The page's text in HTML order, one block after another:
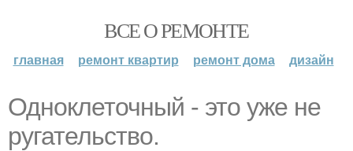
ВСЕ О РЕМОНТЕ
главная ремонт квартир ремонт дома дизайн
Одноклеточный - это уже не
ругательство.